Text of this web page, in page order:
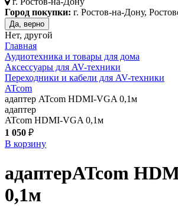
Город покупки: г. Ростов-на-Дону,
Да, верно
Нет, другой
Главная
Аудиотехника и товары для дома
Аксессуары для AV-техники
Переходники и кабели для AV-техники
ATcom
адаптер ATcom HDMI-VGA 0,1м
адаптер
ATcom HDMI-VGA 0,1м
1 050 ₽
В корзину
адаптерATcom
0,1м